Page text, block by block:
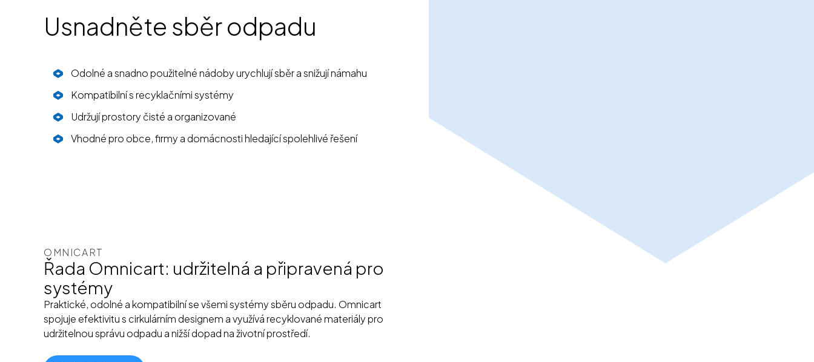
Usnadněte sběr odpadu
Odolné a snadno použitelné nádoby urychlují sběr a snižují námahu
Kompatibilní s recyklačními systémy
Udržují prostory čisté a organizované
Vhodné pro obce, firmy a domácnosti hledající spolehlivé řešení
OMNICART
Řada Omnicart: udržitelná a připravená pro
systémy
Praktické, odolné a kompatibilní se všemi systémy sběru odpadu. Omnicart
spojuje efektivitu s cirkulárním designem a využívá recyklované materiály pro
udržitelnou správu odpadu a nižší dopad na životní prostředí.